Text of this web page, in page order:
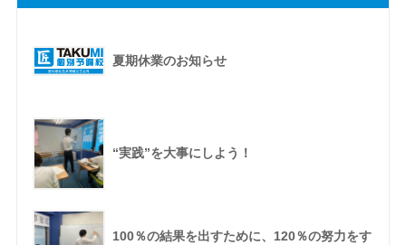
夏期休業のお知らせ
“実践”を大事にしよう！
100％の結果を出すために、120％の努力をす